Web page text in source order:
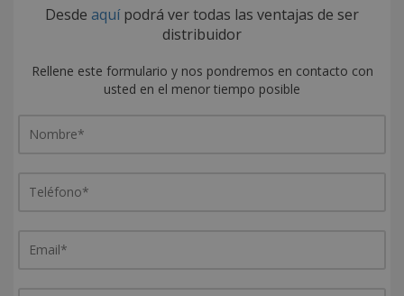
Desde aquípodrá ver todas las ventajas de ser
distribuidor
Rellene este formulario y nos pondremos en contacto con
usted en el menor tiempo posible